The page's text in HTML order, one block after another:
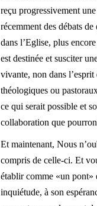
reçu progressivement
récemment des débats
dans l’Eglise, plus
est destinée et susciter
vivante, non dans
théologiques ou
ce qui serait possible et
collaboration que
Et maintenant, Nous
compris de celle-ci. Et
établir comme «un pont»
inquiétude, à son